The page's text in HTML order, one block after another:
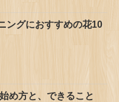
ングにおすすめの花10
め方と、できること